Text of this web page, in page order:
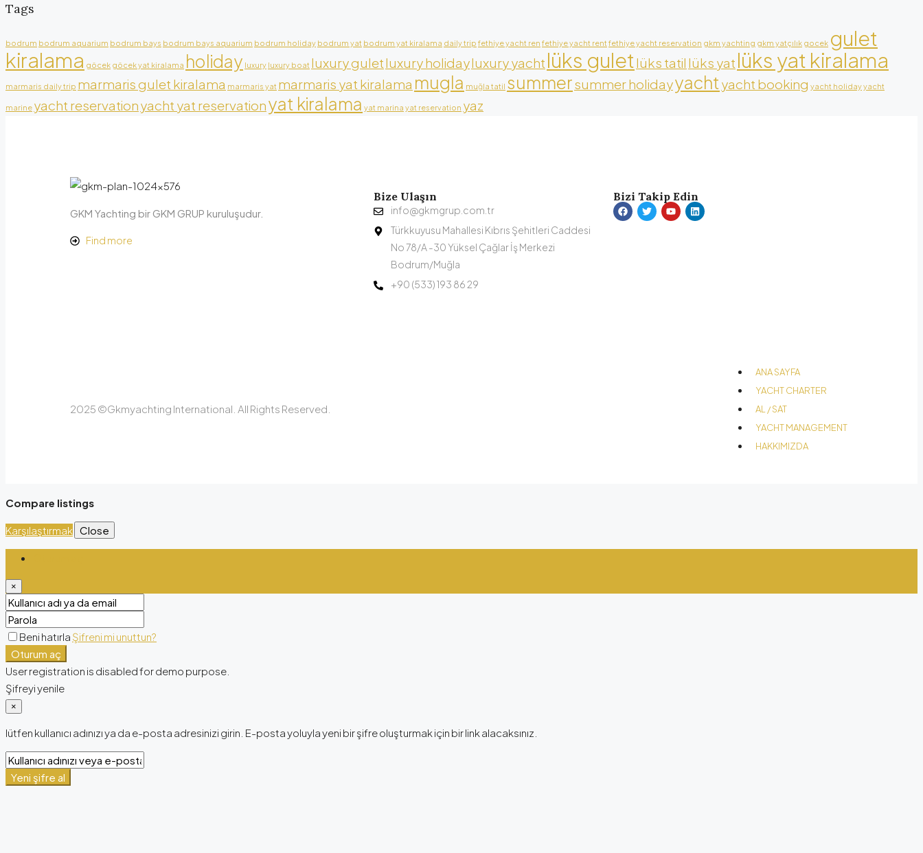
Tags
bodrum bodrum aquarium bodrum bays bodrum bays aquarium bodrum holiday bodrum yat bodrum yat kiralama daily trip fethiye yacht ren fethiye yacht rent fethiye yacht reservation gkm yachting gkm yatçılık gocek gulet
kiralama göcek göcek yat kiralama holiday luxury luxury boat luxury guletluxury holidayluxury yacht lüks guletlüks tatil lüks yat lüks yat kiralama
marmaris daily trip marmaris gulet kiralama marmaris yat marmaris yat kiralama mugla muğla tatil summersummer holidayyacht yacht booking yacht holidayyacht
marine yacht reservationyacht yat reservationyat kiralama yat marina yat reservation yaz
GKM Yachting bir GKM GRUP kuruluşudur.
Find more
Bize Ulaşın
info@gkmgrup.com.tr
Türkkuyusu Mahallesi Kıbrıs Şehitleri Caddesi
No 78/A -30 Yüksel Çağlar İş Merkezi
Bodrum/Muğla
+90 (533) 193 86 29
Bizi Takip Edin
2025 ©Gkmyachting International. All Rights Reserved.
ANA SAYFA
YACHT CHARTER
AL / SAT
YACHT MANAGEMENT
HAKKIMIZDA
Compare listings
Karşılaştırmak Close
×
Beni hatırla Şifreni mi unuttun?
Oturum aç
User registration is disabled for demo purpose.
Şifreyi yenile
×
lütfen kullanıcı adınızı ya da e-posta adresinizi girin. E-posta yoluyla yeni bir şifre oluşturmak için bir link alacaksınız.
Yeni şifre al